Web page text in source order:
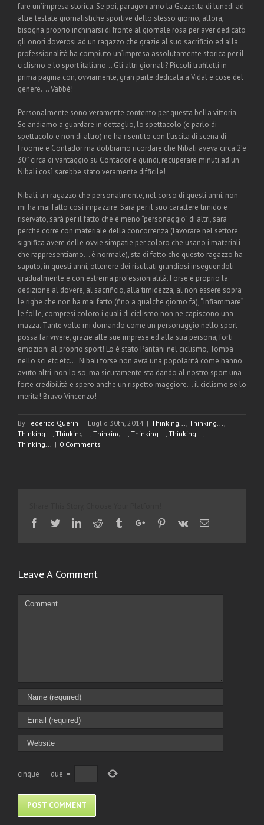
fare un’impresa storica. Se poi, paragoniamo la Gazzetta di lunedi ad
altre testate giornalistiche sportive dello stesso giorno, allora,
bisogna proprio inchinarsi di fronte al giornale rosa per aver dedicato
gli onori doverosi ad un ragazzo che grazie al suo sacrificio ed alla
professionalità ha compiuto un’impresa assolutamente storica per il
ciclismo e lo sport italiano… Gli altri giornali? Piccoli trafiletti in
prima pagina con, ovviamente, gran parte dedicata a Vidal e cose del
genere…. Vabbè!
Personalmente sono veramente contento per questa bella vittoria.
Se andiamo a guardare in dettaglio, lo spettacolo (e parlo di
spettacolo e non di altro) ne ha risentito con l’uscita di scena di
Froome e Contador ma dobbiamo ricordare che Nibali aveva circa 2’e
30″ circa di vantaggio su Contador e quindi, recuperare minuti ad un
Nibali così sarebbe stato veramente difficile!
Nibali, un ragazzo che personalmente, nel corso di questi anni, non
mi ha mai fatto così impazzire. Sarà per il suo carattere timido e
riservato, sarà per il fatto che è meno “personaggio” di altri, sarà
perchè corre con materiale della concorrenza (lavorare nel settore
significa avere delle ovvie simpatie per coloro che usano i materiali
che rappresentiamo… è normale), sta di fatto che questo ragazzo ha
saputo, in questi anni, ottenere dei risultati grandiosi inseguendoli
gradualmente e con estrema professionialità. Forse è proprio la
dedizione al dovere, al sacrificio, alla timidezza, al non essere sopra
le righe che non ha mai fatto (fino a qualche giorno fa), “infiammare”
le folle, compresi coloro i quali di ciclismo non ne capiscono una
mazza. Tante volte mi domando come un personaggio nello sport
possa far vivere, grazie alle sue imprese ed alla sua persona, forti
emozioni al proprio sport! Lo è stato Pantani nel ciclismo, Tomba
nello sci etc etc… Nibali forse non avrà una popolarità come hanno
avuto altri, non lo so, ma sicuramente sta dando al nostro sport una
forte credibilità e spero anche un rispetto maggiore… il ciclismo se lo
merita! Bravo Vincenzo!
By Federico Querin | Luglio 30th, 2014 | Thinking..., Thinking...,
Thinking..., Thinking..., Thinking..., Thinking..., Thinking...,
Thinking... | 0 Comments
Facebook
TwitterLinkedinReddit TumblrGoogle+Pinterest
Vk Email
Leave A Comment
Comment
cinque − due =